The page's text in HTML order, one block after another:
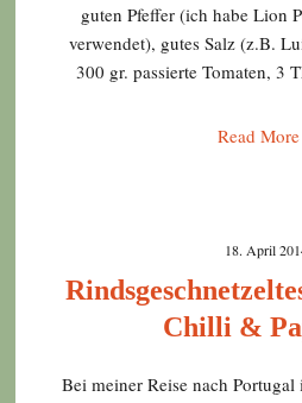
guten Pfeffer (ich habe Lion
verwendet), gutes Salz (z.B.
300 gr. passierte Tomaten, 3
Read More
18. April
Chilli &
Bei meiner Reise nach